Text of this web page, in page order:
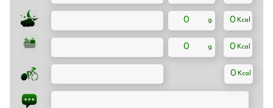
0 0
0 0
0